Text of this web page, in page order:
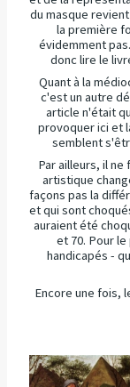
du masque
la première
évidemment
donc lire le
Quant à la
c'est un autre
article n'était
provoquer ici et
semblent
Par ailleurs, il
artistique
façons pas la
et qui sont
auraient été
et 70. Pour
handicapés -
Encore une fois,